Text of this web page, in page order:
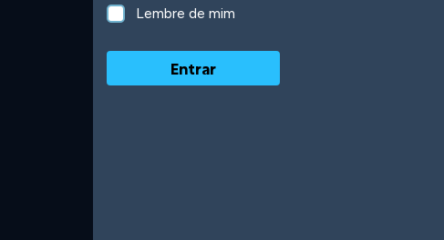
Lembre de mim